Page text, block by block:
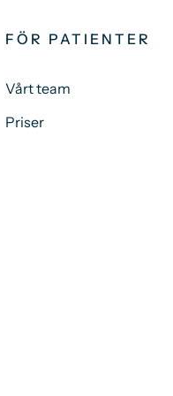
FÖR PATIENTER
Vårt team
Priser